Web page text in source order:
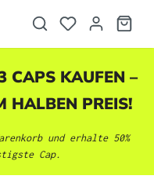
CAPS KAUFEN –
HALBEN PREIS!
und erhalte 50%
Cap.